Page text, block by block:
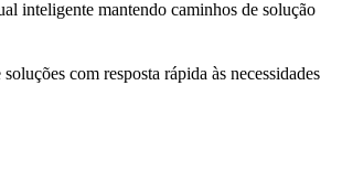
inteligente mantendo caminhos de solução
com resposta rápida às necessidades